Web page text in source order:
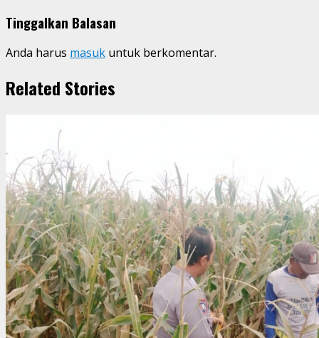
Tinggalkan Balasan
Anda harus masuk untuk berkomentar.
Related Stories